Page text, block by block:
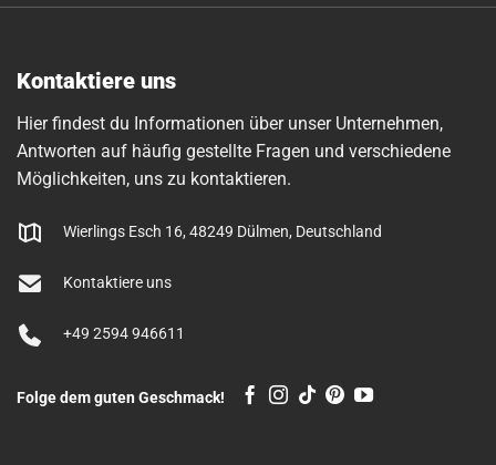
Kontaktiere uns
Hier findest du Informationen über unser Unternehmen,
Antworten auf häufig gestellte Fragen und verschiedene
Möglichkeiten, uns zu kontaktieren.
Wierlings Esch 16, 48249 Dülmen, Deutschland
Kontaktiere uns
+49 2594 946611
Folge dem guten Geschmack!